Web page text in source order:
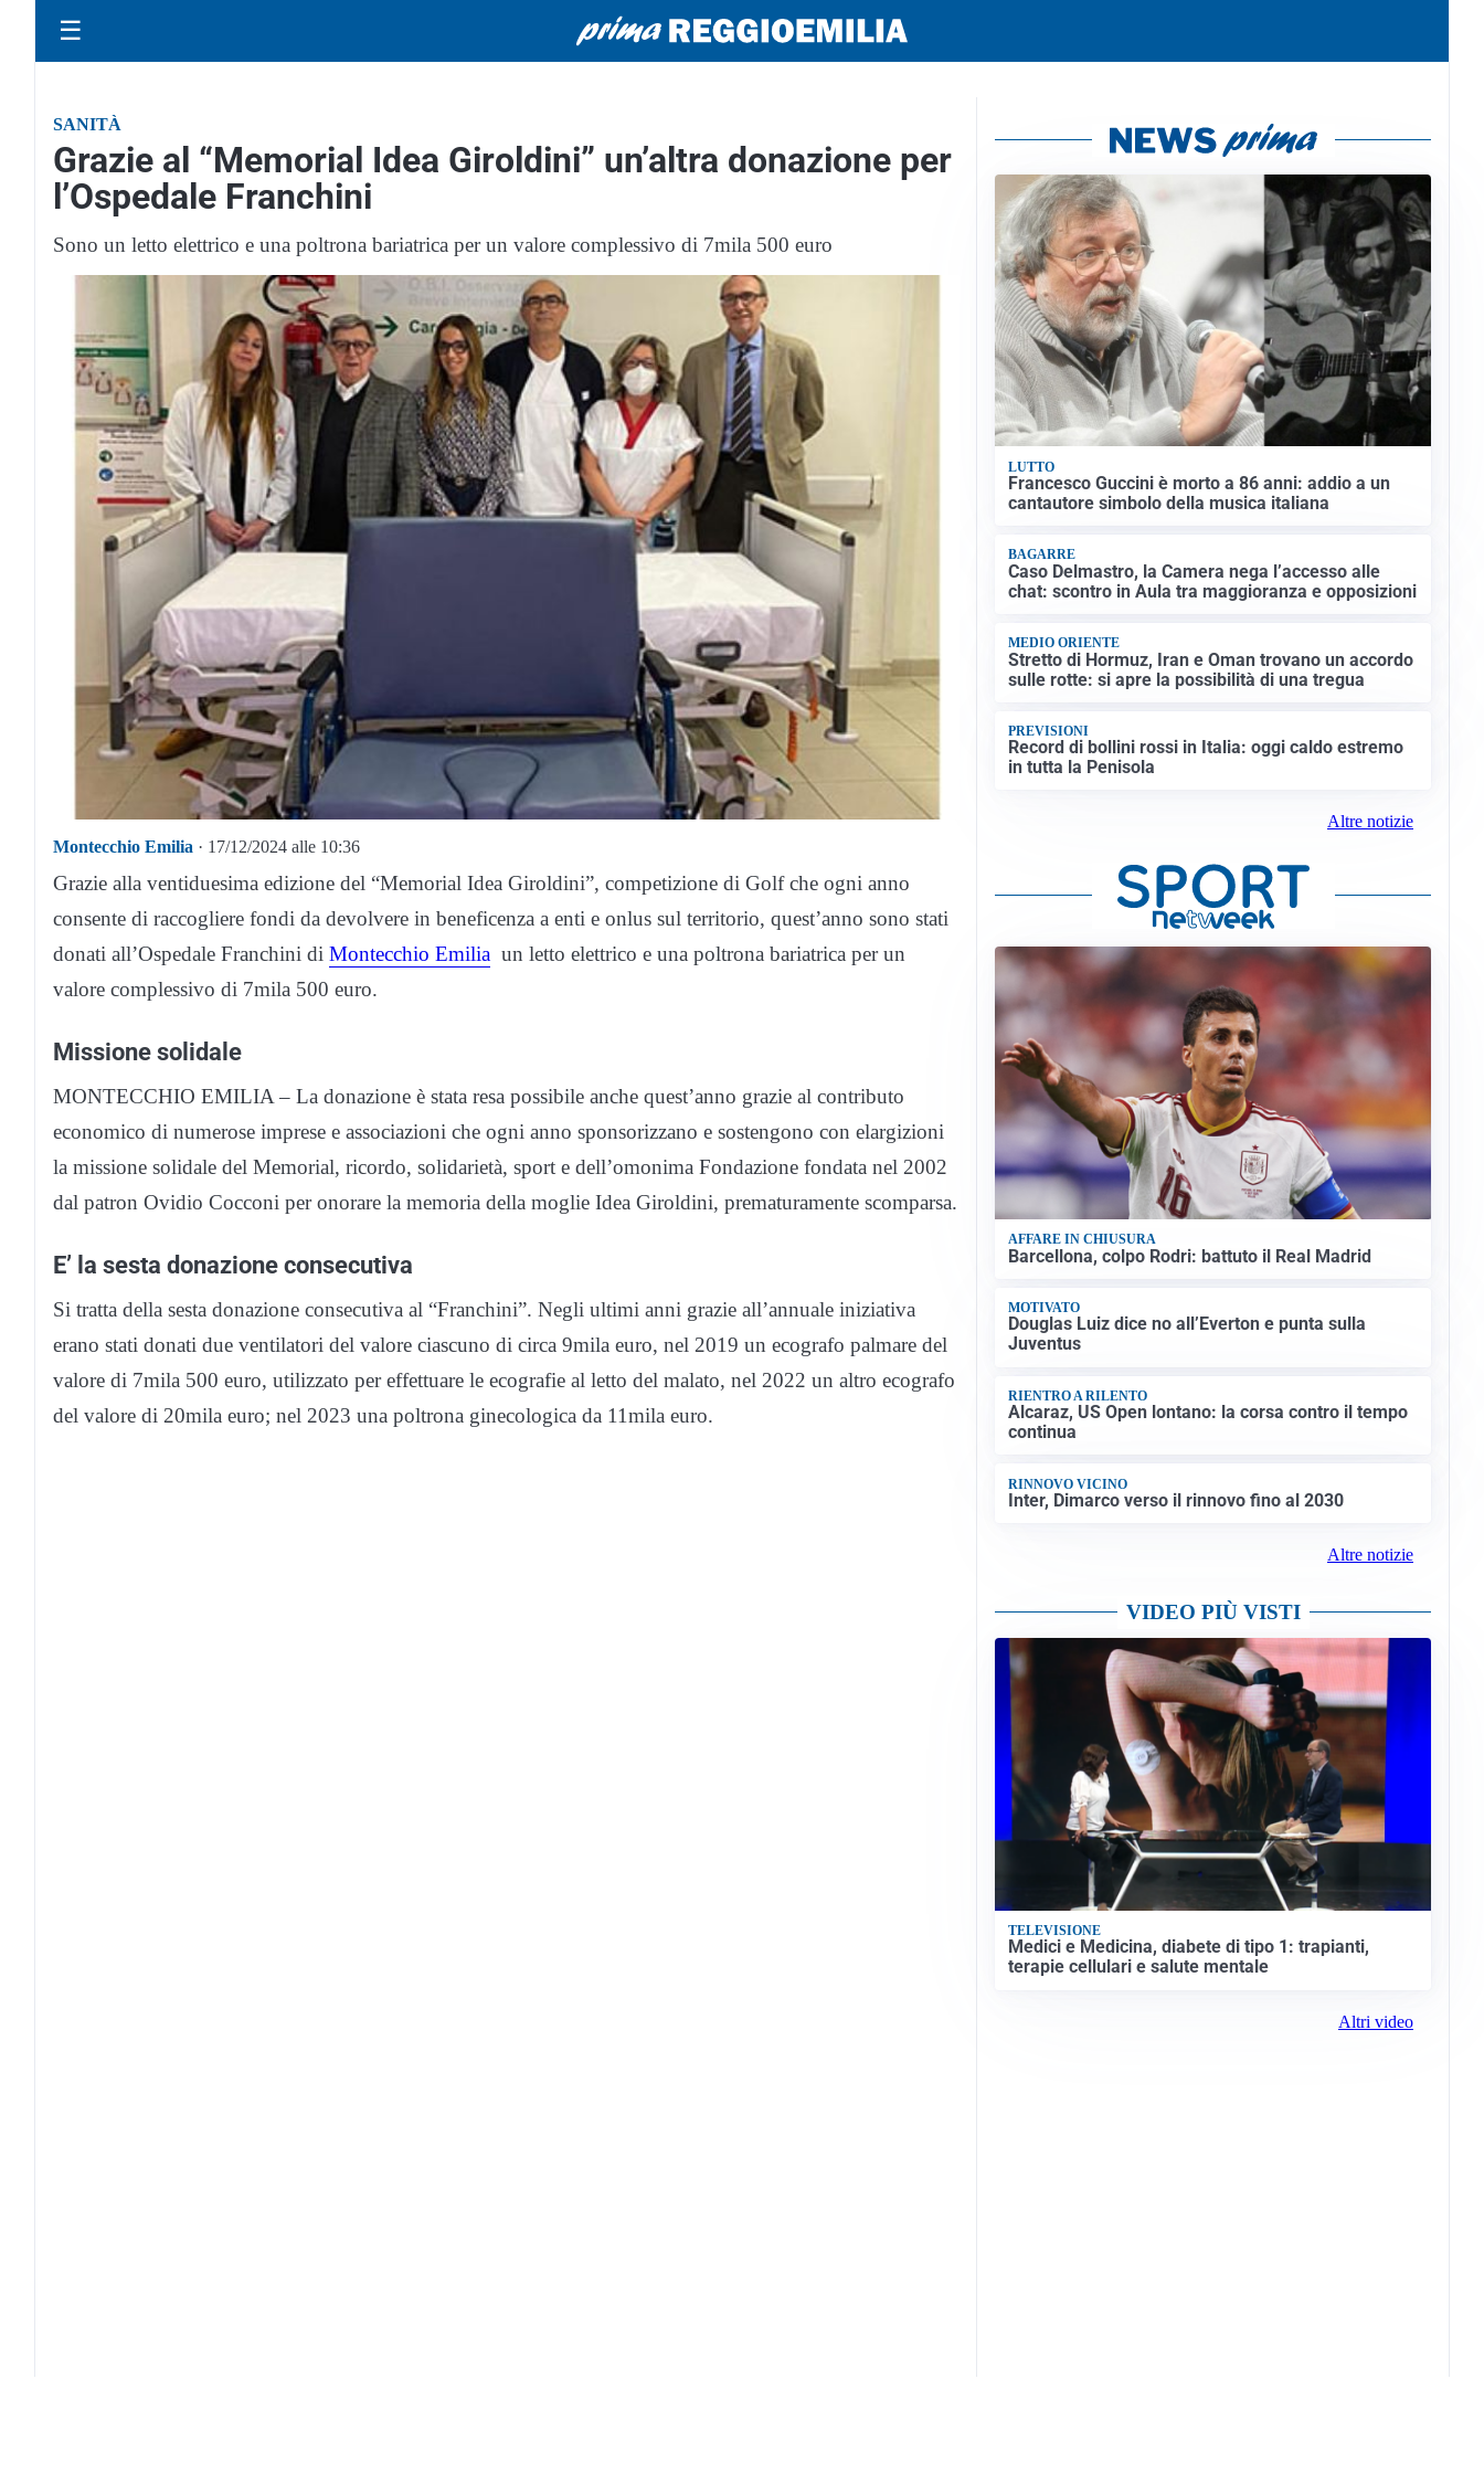
☰
SANITÀ
Grazie al “Memorial Idea Giroldini” un’altra donazione per
l’Ospedale Franchini
Sono un letto elettrico e una poltrona bariatrica per un valore complessivo di 7mila 500 euro
Montecchio Emilia · 17/12/2024 alle 10:36
Grazie alla ventiduesima edizione del “Memorial Idea Giroldini”, competizione di Golf che ogni anno
consente di raccogliere fondi da devolvere in beneficenza a enti e onlus sul territorio, quest’anno sono stati
donati all’Ospedale Franchini di Montecchio Emilia un letto elettrico e una poltrona bariatrica per un
valore complessivo di 7mila 500 euro.
Missione solidale
MONTECCHIO EMILIA – La donazione è stata resa possibile anche quest’anno grazie al contributo
economico di numerose imprese e associazioni che ogni anno sponsorizzano e sostengono con elargizioni
la missione solidale del Memorial, ricordo, solidarietà, sport e dell’omonima Fondazione fondata nel 2002
dal patron Ovidio Cocconi per onorare la memoria della moglie Idea Giroldini, prematuramente scomparsa.
E’ la sesta donazione consecutiva
Si tratta della sesta donazione consecutiva al “Franchini”. Negli ultimi anni grazie all’annuale iniziativa
erano stati donati due ventilatori del valore ciascuno di circa 9mila euro, nel 2019 un ecografo palmare del
valore di 7mila 500 euro, utilizzato per effettuare le ecografie al letto del malato, nel 2022 un altro ecografo
del valore di 20mila euro; nel 2023 una poltrona ginecologica da 11mila euro.
LUTTO
Francesco Guccini è morto a 86 anni: addio a un
cantautore simbolo della musica italiana
BAGARRE
Caso Delmastro, la Camera nega l’accesso alle
chat: scontro in Aula tra maggioranza e opposizioni
MEDIO ORIENTE
Stretto di Hormuz, Iran e Oman trovano un accordo
sulle rotte: si apre la possibilità di una tregua
PREVISIONI
Record di bollini rossi in Italia: oggi caldo estremo
in tutta la Penisola
Altre notizie
AFFARE IN CHIUSURA
Barcellona, colpo Rodri: battuto il Real Madrid
MOTIVATO
Douglas Luiz dice no all’Everton e punta sulla
Juventus
RIENTRO A RILENTO
Alcaraz, US Open lontano: la corsa contro il tempo
continua
RINNOVO VICINO
Inter, Dimarco verso il rinnovo fino al 2030
Altre notizie
VIDEO PIÙ VISTI
TELEVISIONE
Medici e Medicina, diabete di tipo 1: trapianti,
terapie cellulari e salute mentale
Altri video